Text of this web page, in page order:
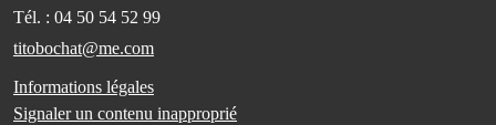
Tél. : 04 50 54 52 99
titobochat@me.com
Informations légales
Signaler un contenu inapproprié